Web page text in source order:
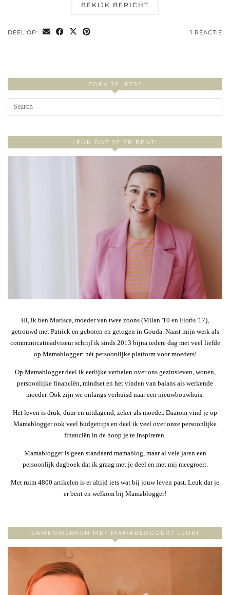
BEKIJK BERICHT
DEEL OP: 1 REACTIE
ZOEK JE IETS?
LEUK DAT JE ER BENT!
Hi, ik ben Marisca, moeder van twee zoons (Milan '10 en Floris '17),
getrouwd met Patrick en geboren en getogen in Gouda. Naast mijn werk als
communicatieadviseur schrijf ik sinds 2013 bijna iedere dag met veel liefde
op Mamablogger: hét persoonlijke platform voor moeders!
Op Mamablogger deel ik eerlijke verhalen over ons gezinsleven, wonen,
persoonlijke financiën, mindset en het vinden van balans als werkende
moeder. Ook zijn we onlangs verhuisd naar een nieuwbouwhuis.
Het leven is druk, duur en uitdagend, zeker als moeder. Daarom vind je op
Mamablogger ook veel budgettips en deel ik veel over onze persoonlijke
financiën in de hoop je te inspireren.
Mamablogger is geen standaard mamablog, maar al vele jaren een
persoonlijk dagboek dat ik graag met je deel en met mij meegroeit.
Met ruim 4800 artikelen is er altijd iets wat bij jouw leven past. Leuk dat je
er bent en welkom bij Mamablogger!
SAMENWERKEN MET MAMABLOGGER? LEUK!